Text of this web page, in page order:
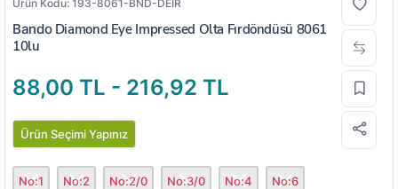
Ürün Kodu: 193-8061-BND-DEIR
BandoDiamond Eye Impressed Olta Fırdöndüsü 8061
10lu
88,00 TL - 216,92 TL
Ürün Seçimi Yapınız
No:1 No:2 No:2/0 No:3/0 No:4 No:6